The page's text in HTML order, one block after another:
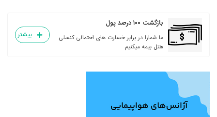
بازگشت ۱۰۰ درصد پول
ما شمارا در برابر خسارت های احتمالی کنسلی
هتل بیمه میکنیم
بیشتر